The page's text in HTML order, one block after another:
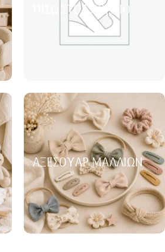
ΠΊΣΩ ΣΤΟ ΣΧΟΛΕΊΟ
ΑΞΕΣΟΥΆΡ ΜΑΛΛΙΏΝ